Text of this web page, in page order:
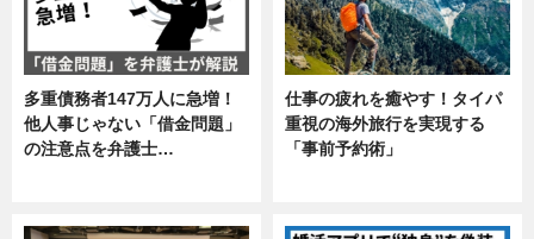
多重債務者147万人に急増！
他人事じゃない「借金問題」
の注意点を弁護士…
仕事の疲れを癒やす！タイパ
重視の海外旅行を実現する
「事前予約術」